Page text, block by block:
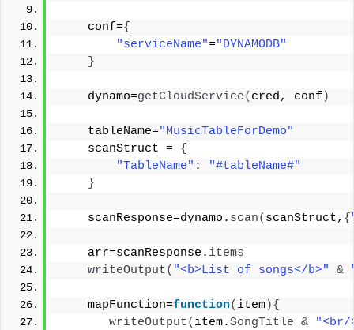
    conf=
{
"serviceName"="DYNAMODB"
}
    dynamo=
getCloudService( cred, conf )
    tableName=
"MusicTableForDemo"
    scanStruct =
{
"TableName" :
"#tableName#"
}
    scanResponse=dynamo.
scan( scanStruct, {
    arr=scanResponse.
items
writeOutput( "<b>List of songs</b>" &
    mapFunction=
function( item){
writeOutput( item.SongTitle &
"<br/